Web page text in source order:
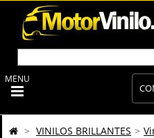
MENU
> VINILOS BRILLANTES >